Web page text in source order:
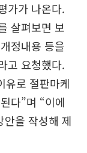
가가 나온다.
살펴보면 보
정내용 등을
고 요청했다.
유로 절판마케
다”며 “이에
안을 작성해 제